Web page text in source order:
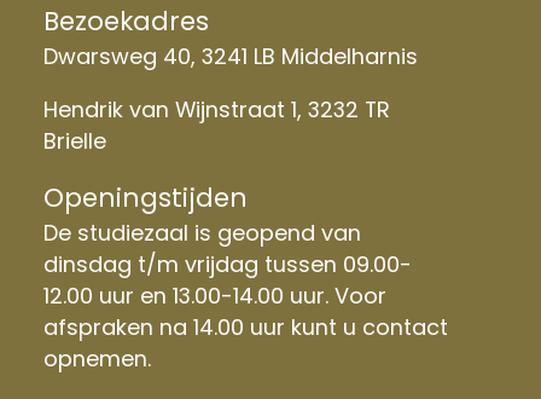
Bezoekadres
Dwarsweg 40, 3241 LB Middelharnis
Hendrik van Wijnstraat 1, 3232 TR
Brielle
Openingstijden
De studiezaal is geopend van
dinsdag t/m vrijdag tussen 09.00-
12.00 uur en 13.00-14.00 uur. Voor
afspraken na 14.00 uur kunt u contact
opnemen.